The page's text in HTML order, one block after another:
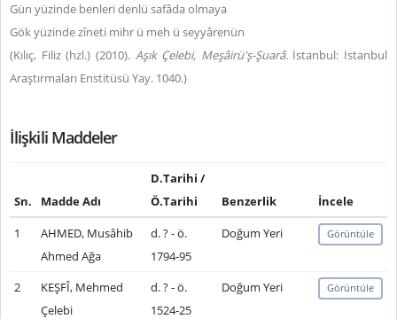
Gün yüzinde benleri denlü safâda olmaya
Gök yüzinde zîneti mihr ü meh ü seyyârenün
(Kılıç, Filiz (hzl.) (2010). Aşık Çelebi, Meşâirü'ş-Şuarâ. İstanbul: İstanbul
Araştırmaları Enstitüsü Yay. 1040.)
İlişkili Maddeler
Sn. Madde Adı
D.Tarihi /
Ö.Tarihi
Benzerlik
İncele
1
AHMED, Musâhib
Ahmed Ağa
d. ? - ö.
1794-95
Doğum Yeri Görüntüle
2
KEŞFÎ, Mehmed
Çelebi
d. ? - ö.
1524-25
Doğum Yeri Görüntüle